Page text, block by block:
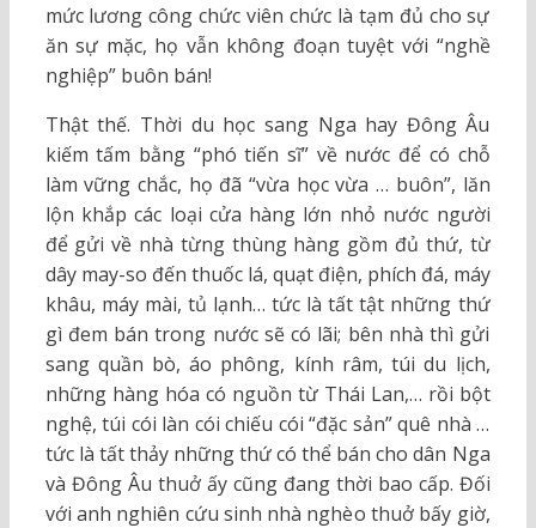
mức lương công chức viên chức là tạm đủ cho sự
ăn sự mặc, họ vẫn không đoạn tuyệt với “nghề
nghiệp” buôn bán!
Thật thế. Thời du học sang Nga hay Đông Âu
kiếm tấm bằng “phó tiến sĩ” về nước để có chỗ
làm vững chắc, họ đã “vừa học vừa … buôn”, lăn
lộn khắp các loại cửa hàng lớn nhỏ nước người
để gửi về nhà từng thùng hàng gồm đủ thứ, từ
dây may-so đến thuốc lá, quạt điện, phích đá, máy
khâu, máy mài, tủ lạnh… tức là tất tật những thứ
gì đem bán trong nước sẽ có lãi; bên nhà thì gửi
sang quần bò, áo phông, kính râm, túi du lịch,
những hàng hóa có nguồn từ Thái Lan,… rồi bột
nghệ, túi cói làn cói chiếu cói “đặc sản” quê nhà …
tức là tất thảy những thứ có thể bán cho dân Nga
và Đông Âu thuở ấy cũng đang thời bao cấp. Đối
với anh nghiên cứu sinh nhà nghèo thuở bấy giờ,